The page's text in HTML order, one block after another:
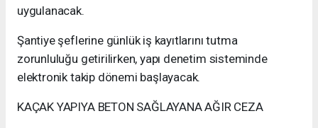
uygulanacak.
Şantiye şeflerine günlük iş kayıtlarını tutma
zorunluluğu getirilirken, yapı denetim sisteminde
elektronik takip dönemi başlayacak.
KAÇAK YAPIYA BETON SAĞLAYANA AĞIR CEZA